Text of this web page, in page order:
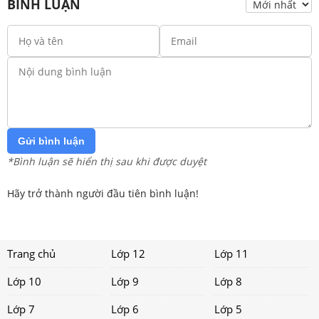
BÌNH LUẬN
Gửi bình luận
*Bình luận sẽ hiển thị sau khi được duyệt
Hãy trở thành người đầu tiên bình luận!
Trang chủ Lớp 12
Lớp 11
Lớp 10
Lớp 9
Lớp 8
Lớp 7
Lớp 6 Lớp 5